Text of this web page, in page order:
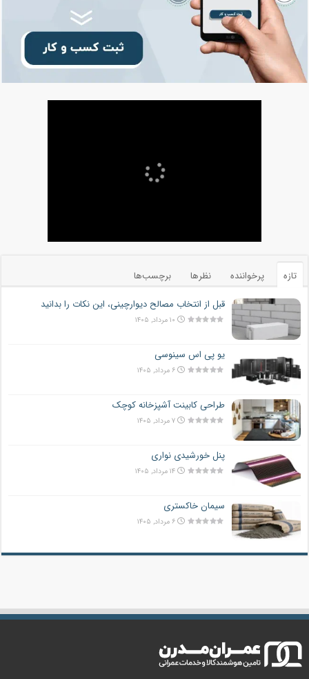
تازه پرخواننده نظرها
برچسب‌ها
قبل از انتخاب مصالح دیوارچینی، این نکات را بدانید
۱۰ مرداد, ۱۴۰۵
یو پی اس سینوسی
۶ مرداد, ۱۴۰۵
طراحی کابینت آشپزخانه کوچک
۷ مرداد, ۱۴۰۵
پنل خورشیدی نواری
۱۴ مرداد, ۱۴۰۵
سیمان خاکستری
۶ مرداد, ۱۴۰۵